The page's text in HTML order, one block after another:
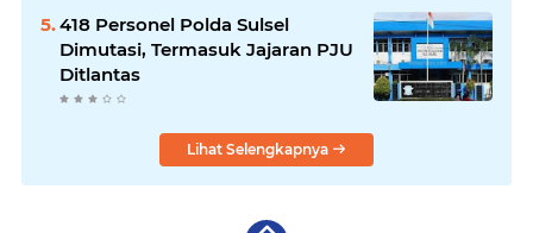
418 Personel Polda Sulsel
Dimutasi, Termasuk Jajaran PJU
Ditlantas
Lihat Selengkapnya